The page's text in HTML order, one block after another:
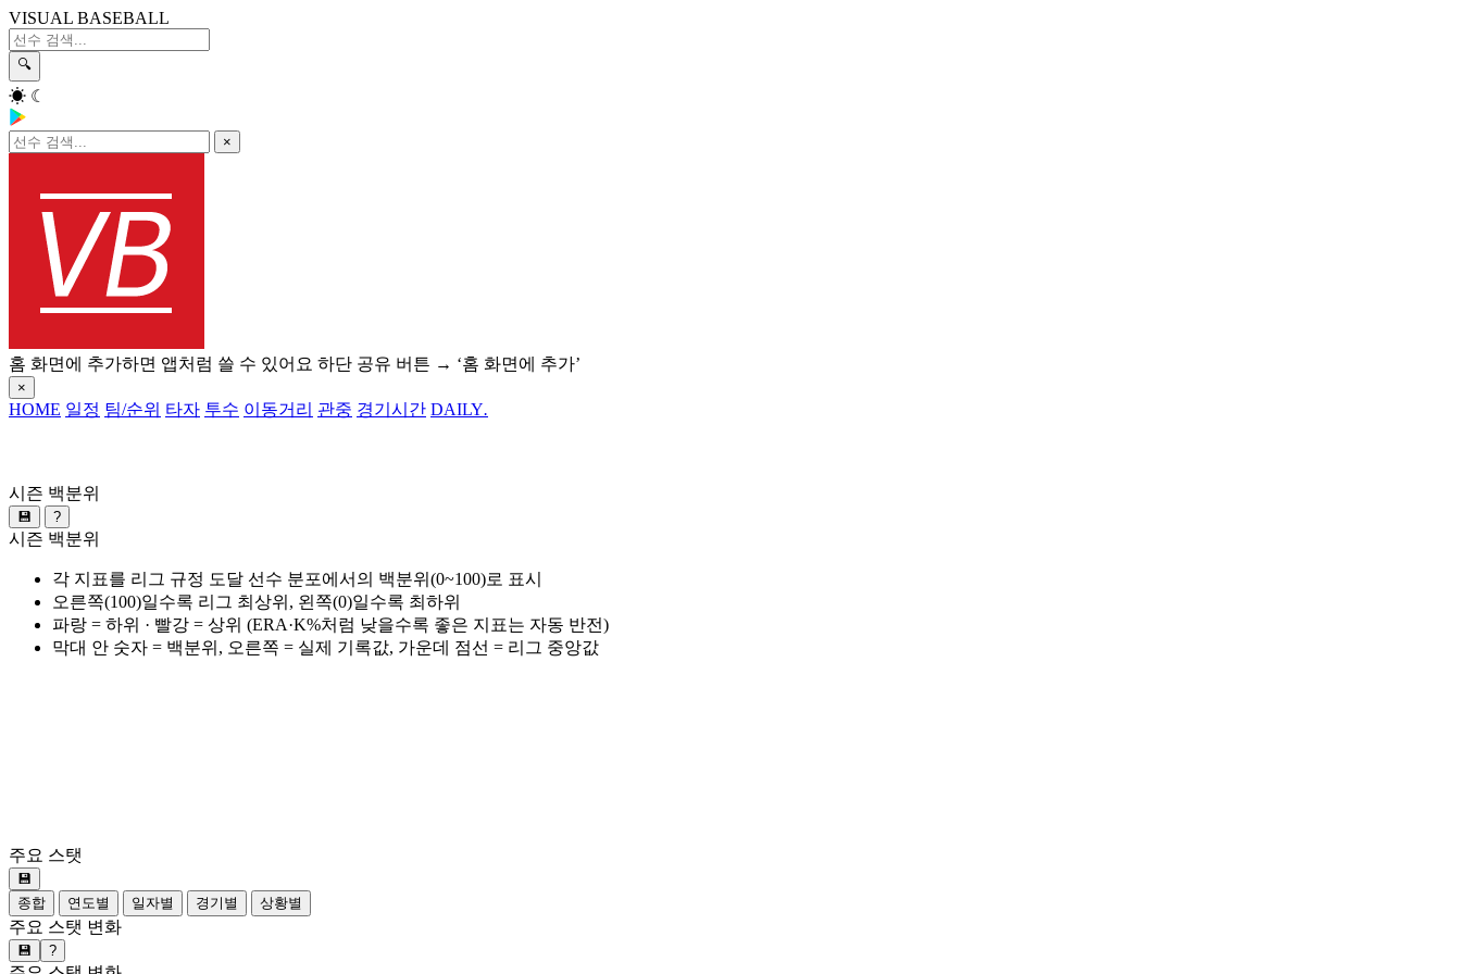
VISUAL BASEBALL
🔍
☀ ☾
×
홈 화면에 추가하면 앱처럼 쓸 수 있어요 하단 공유 버튼 → ‘홈 화면에 추가’
×
HOME 일정 팀/순위 타자 투수 이동거리 관중 경기시간 DAILY.
시즌 백분위
💾 ?
시즌 백분위
각 지표를 리그 규정 도달 선수 분포에서의 백분위(0~100)로 표시
오른쪽(100)일수록 리그 최상위, 왼쪽(0)일수록 최하위
파랑 = 하위 · 빨강 = 상위 (ERA·K%처럼 낮을수록 좋은 지표는 자동 반전)
막대 안 숫자 = 백분위, 오른쪽 = 실제 기록값, 가운데 점선 = 리그 중앙값
주요 스탯
💾
종합
연도별 일자별 경기별 상황별
주요 스탯 변화
💾 ?